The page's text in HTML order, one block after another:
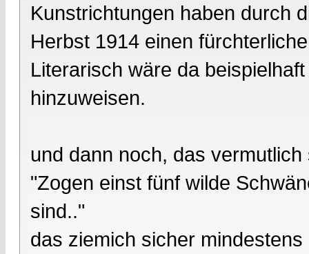
Kunstrichtungen haben durch
Herbst 1914 einen
Literarisch wäre da
hinzuweisen.
und dann noch, das
"Zogen einst fünf wilde
sind.."
das ziemich sicher